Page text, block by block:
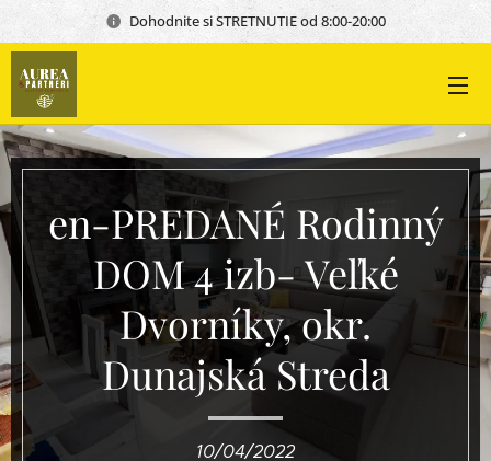
Dohodnite si STRETNUTIE od 8:00-20:00
en-PREDANÉ Rodinný
DOM 4 izb- Veľké
Dvorníky, okr.
Dunajská Streda
10/04/2022